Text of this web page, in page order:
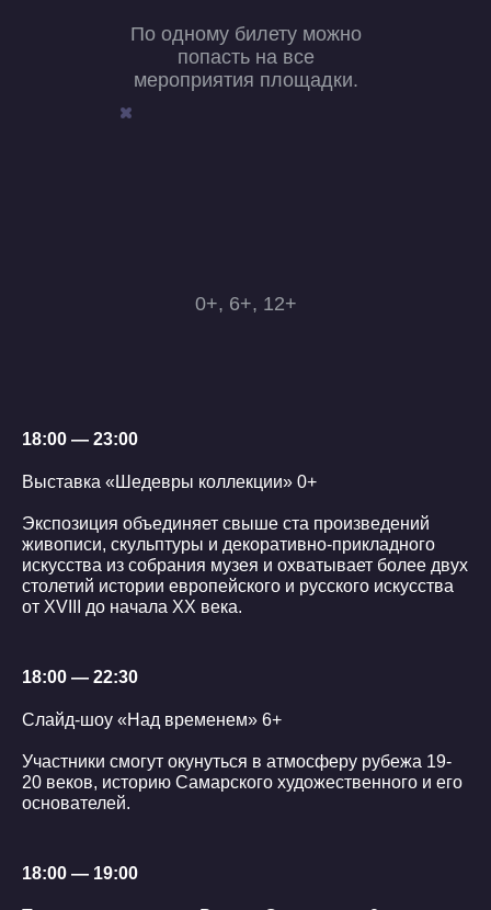
По одному билету можно
попасть на все
мероприятия площадки.
0+, 6+, 12+
18:00 — 23:00
Выставка «Шедевры коллекции» 0+
Экспозиция объединяет свыше ста произведений
живописи, скульптуры и декоративно-прикладного
искусства из собрания музея и охватывает более двух
столетий истории европейского и русского искусства
от XVIII до начала XX века.
18:00 — 22:30
Слайд-шоу «Над временем» 6+
Участники смогут окунуться в атмосферу рубежа 19-
20 веков, историю Самарского художественного и его
основателей.
18:00 — 19:00